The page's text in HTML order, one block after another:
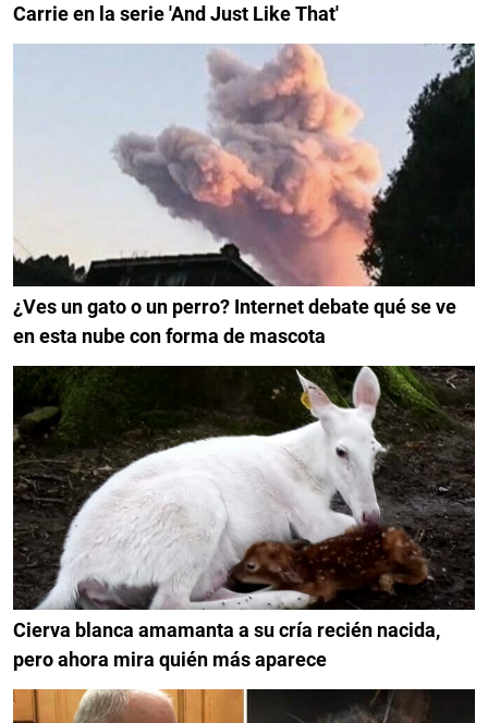
Carrie en la serie 'And Just Like That'
¿Ves un gato o un perro? Internet debate qué se ve
en esta nube con forma de mascota
Cierva blanca amamanta a su cría recién nacida,
pero ahora mira quién más aparece